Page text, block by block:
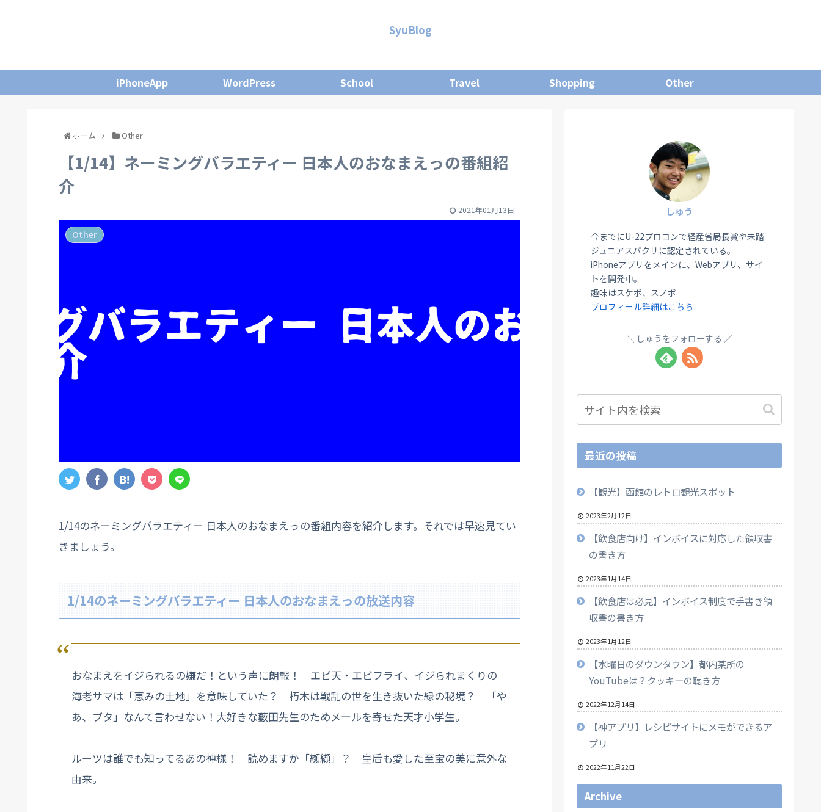
SyuBlog
iPhoneApp WordPress School Travel Shopping Other
ホーム Other
【1/14】ネーミングバラエティー 日本人のおなまえっの番組紹
介
2021年01月13日
Other
1/14のネーミングバラエティー 日本人のおなまえっの番組内容を紹介します。それでは早速見てい
きましょう。
1/14のネーミングバラエティー 日本人のおなまえっの放送内容
おなまえをイジられるの嫌だ！という声に朗報！ エビ天・エビフライ、イジられまくりの
海老サマは「恵みの土地」を意味していた？ 朽木は戦乱の世を生き抜いた緑の秘境？ 「や
あ、ブタ」なんて言わせない！大好きな藪田先生のためメールを寄せた天才小学生。
ルーツは誰でも知ってるあの神様！ 読めますか「纐纈」？ 皇后も愛した至宝の美に意外な
由来。
しゅう
今までにU-22プロコンで経産省局長賞や未踏
ジュニアスパクリに認定されている。
iPhoneアプリをメインに、Webアプリ、サイ
トを開発中。
趣味はスケボ、スノボ
プロフィール詳細はこちら
しゅうをフォローする
最近の投稿
【観光】函館のレトロ観光スポット
2023年2月12日
【飲食店向け】インボイスに対応した領収書
の書き方
2023年1月14日
【飲食店は必見】インボイス制度で手書き領
収書の書き方
2023年1月12日
【水曜日のダウンタウン】都内某所の
YouTubeは？クッキーの聴き方
2022年12月14日
【神アプリ】レシピサイトにメモができるア
プリ
2022年11月22日
Archive